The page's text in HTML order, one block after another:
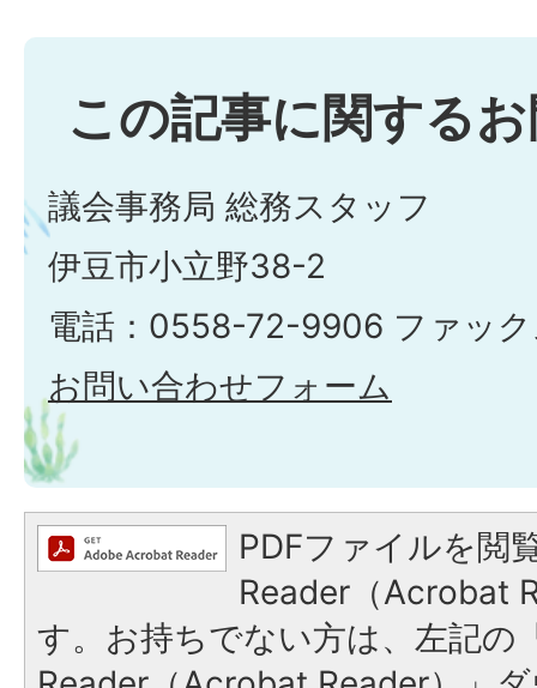
この記事に関する
議会事務局 総務スタッフ
伊豆市小立野38-2
電話：0558-72-9906 ファッ
お問い合わせフォーム
PDFファイルを閲
Reader（Acrobat
す。お持ちでない方は、左記の